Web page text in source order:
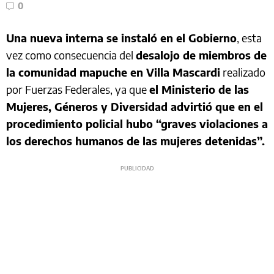
0
Una nueva interna se instaló en el Gobierno, esta
vez como consecuencia del desalojo de miembros de
la comunidad mapuche en Villa Mascardi realizado
por Fuerzas Federales, ya queel Ministerio de las
Mujeres, Géneros y Diversidad advirtió que en el
procedimiento policial hubo “graves violaciones a
los derechos humanos de las mujeres detenidas”.